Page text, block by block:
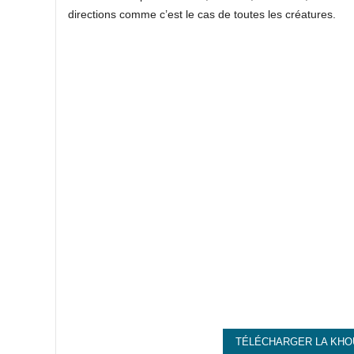
directions comme c’est le cas de toutes les créatures.
TÉLÉCHARGER LA